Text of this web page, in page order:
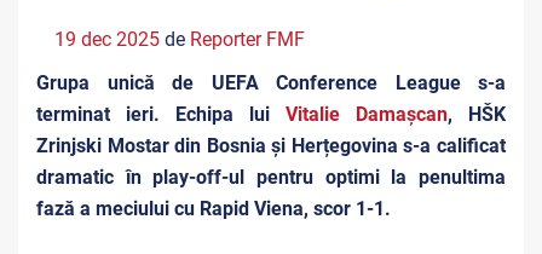
19 dec 2025 de Reporter FMF
Grupa unică de UEFA Conference League s-a
terminat ieri. Echipa lui Vitalie Damașcan, HŠK
Zrinjski Mostar din Bosnia și Herțegovina s-a calificat
dramatic în play-off-ul pentru optimi la penultima
fază a meciului cu Rapid Viena, scor 1-1.